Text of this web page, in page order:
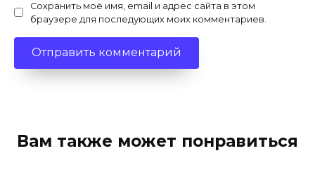
Сохранить моё имя, email и адрес сайта в этом
браузере для последующих моих комментариев.
Вам также может понравиться